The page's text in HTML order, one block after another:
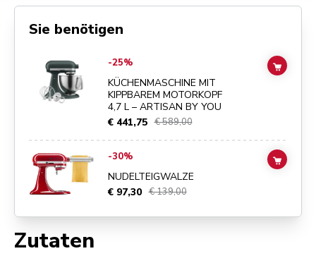
Zutaten
Sie benötigen
Go toKÜCHENMASCHINE MIT KIPPBAREM MOTORKOPF 4,7 L –
-25%
KÜCHENMASCHINE MIT
KIPPBAREM MOTORKOPF
4,7 L – ARTISAN BY YOU
€ 441,75 € 589,00
ADD
Go toNUDELTEIGWALZE
-30%
NUDELTEIGWALZE
€ 97,30 € 139,00
ADD